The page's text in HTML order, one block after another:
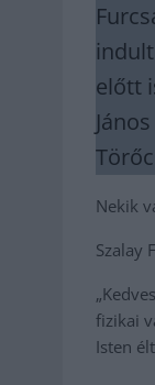
előtt
Nekik
Szalay
fizikai
Isten